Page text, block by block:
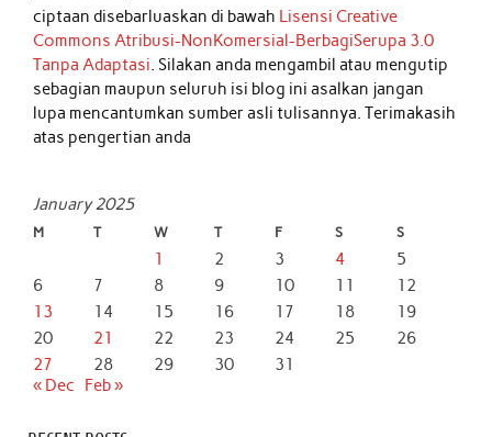
ciptaan disebarluaskan di bawah Lisensi Creative
Commons Atribusi-NonKomersial-BerbagiSerupa 3.0
Tanpa Adaptasi. Silakan anda mengambil atau mengutip
sebagian maupun seluruh isi blog ini asalkan jangan
lupa mencantumkan sumber asli tulisannya. Terimakasih
atas pengertian anda
January 2025
M T W T F S S
1 2 3 4
5
6
7 8 9 10 11
12
13
14 15 16 17 18
19
20
21 22 23 24 25
26
27
28 29 30
31
« Dec
Feb »